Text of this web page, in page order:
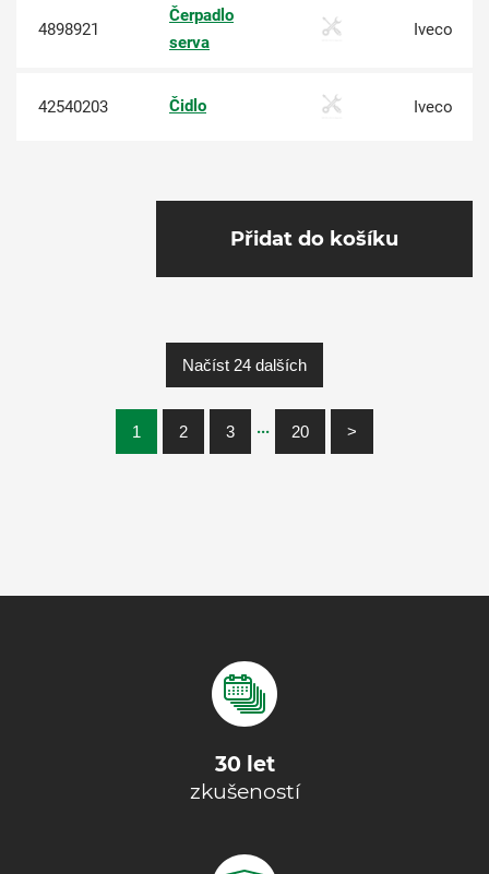
4898921
Čerpadlo
serva
Iveco
42540203 Čidlo Iveco
Přidat do košíku
Načíst 24 dalších
1 2 3 ... 20 >
30 let
zkušeností